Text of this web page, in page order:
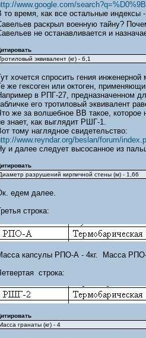
www.google.com/
то время, как все остальные индексы
раскрыл военную тайну?
не останавливается и
эквивалент (кг) - 6,1
хочется спросить гения
же гексоген или октоген,
в РПГ-27, предназначенном
его тротиловый эквивалент
же за волшебное ВВ такое, которое
знает, как выглядит РШГ-1.
тому наглядное свидетельство:
www.reyndar.org/beslan/forum/
и далее следует высосанное из
разрушений кирпичной стены (м) - 1,66
едем далее.
строка:
капсулы РПО-А - 4кг. Масса РПО-
строка:
гранаты (кг) - 4